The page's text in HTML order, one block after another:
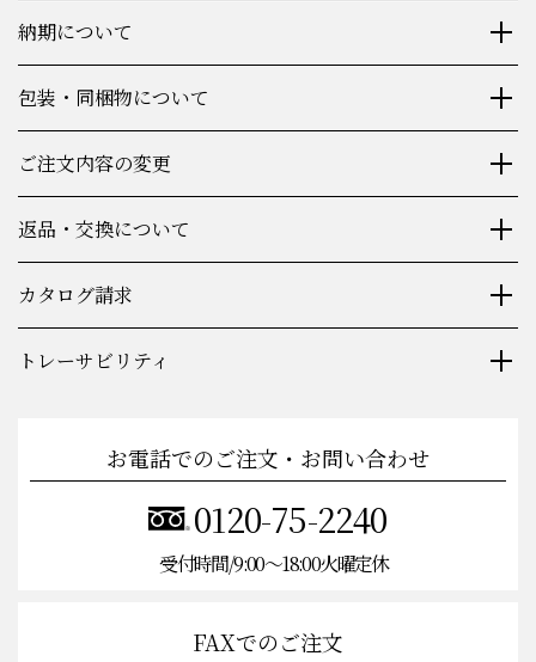
納期について
包装・同梱物について
ご注文内容の変更
返品・交換について
カタログ請求
トレーサビリティ
お電話でのご注文・お問い合わせ
0120-75-2240
受付時間/9:00〜18:00火曜定休
FAXでのご注文